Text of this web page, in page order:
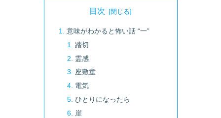
目次
意味がわかると怖い話 “一”
踏切
霊感
座敷童
電気
ひとりになったら
崖